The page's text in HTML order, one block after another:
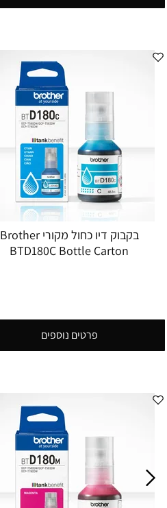
בקבוק דיו כחול מקורי Brother
BTD180C Bottle Carton
פרטים נוספים